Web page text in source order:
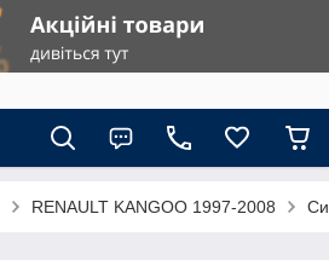
RENAULT KANGOO 1997-2008